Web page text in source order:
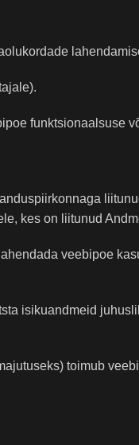
funktsionaalsuse
kes on liitunud
veebipoe
isikuandmeid
toimub